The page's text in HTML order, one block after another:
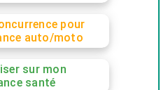
pour
auto/moto
sur mon
santé